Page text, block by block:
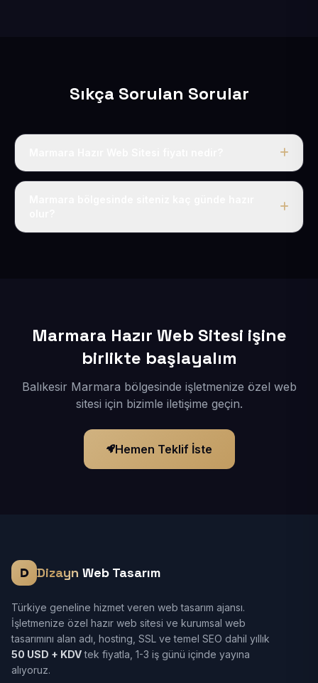
Sıkça Sorulan Sorular
Tek fiyat uygulanır: yıllık 50 USD + KDV. Bu bedele alan
Marmara Hazır Web Sitesi işine
birlikte başlayalım
Balıkesir Marmara bölgesinde işletmenize özel web
sitesi için bizimle iletişime geçin.
Hemen Teklif İste
Dizayn Web Tasarım
Türkiye geneline hizmet veren web tasarım ajansı.
İşletmenize özel hazır web sitesi ve kurumsal web
tasarımını alan adı, hosting, SSL ve temel SEO dahil yıllık
50 USD + KDVtek fiyatla, 1-3 iş günü içinde yayına
alıyoruz.